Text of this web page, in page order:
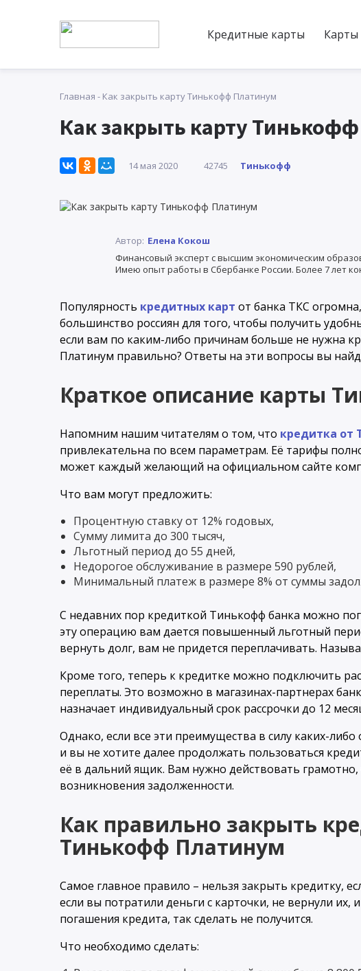
Кредитные карты Карты
Главная - Как закрыть карту Тинькофф Платинум
Как закрыть карту
14 мая 2020 42745 Тинькофф
Автор: Елена Кокош
Финансовый эксперт с высшим экономическим
Имею опыт работы в Сбербанке России. Более 7 лет
Популярность кредитных карт от банка ТКС
большинство россиян для того, чтобы получить
если вам по каким-либо причинам больше не нужна
Платинум правильно? Ответы на эти вопросы вы
Краткое описание карты
Напомним нашим читателям о том, что кредитка от
привлекательна по всем параметрам. Её тарифы
может каждый желающий на официальном сайте
Что вам могут предложить:
Процентную ставку от 12% годовых,
Сумму лимита до 300 тысяч,
Льготный период до 55 дней,
Недорогое обслуживание в размере 590 рублей,
Минимальный платеж в размере 8% от суммы
С недавних пор кредиткой Тинькофф банка можно
эту операцию вам дается повышенный льготный
вернуть долг, вам не придется переплачивать.
Кроме того, теперь к кредитке можно подключить
переплаты. Это возможно в магазинах-партнерах
назначает индивидуальный срок рассрочки до 12
Однако, если все эти преимущества в силу каких-
и вы не хотите далее продолжать пользоваться
её в дальний ящик. Вам нужно действовать
возникновения задолженности.
Как правильно закрыть
Тинькофф Платинум
Самое главное правило – нельзя закрыть кредитку,
если вы потратили деньги с карточки, не вернули их,
погашения кредита, так сделать не получится.
Что необходимо сделать: